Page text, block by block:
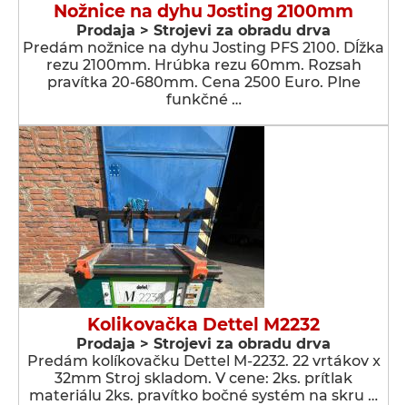
Nožnice na dyhu Josting 2100mm
Prodaja > Strojevi za obradu drva
Predám nožnice na dyhu Josting PFS 2100. Dĺžka
rezu 2100mm. Hrúbka rezu 60mm. Rozsah
pravítka 20-680mm. Cena 2500 Euro. Plne
funkčné …
Kolikovačka Dettel M2232
Prodaja > Strojevi za obradu drva
Predám kolíkovačku Dettel M-2232. 22 vrtákov x
32mm Stroj skladom. V cene: 2ks. prítlak
materiálu 2ks. pravítko bočné systém na skru …